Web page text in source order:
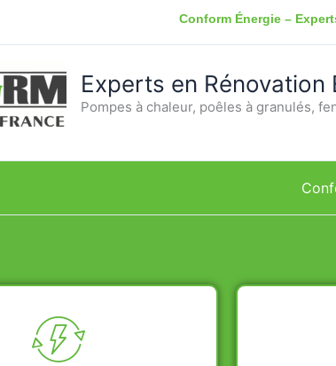
Conform Énergie –
Experts en Rénovation
Pompes à chaleur, poêles à granulés,